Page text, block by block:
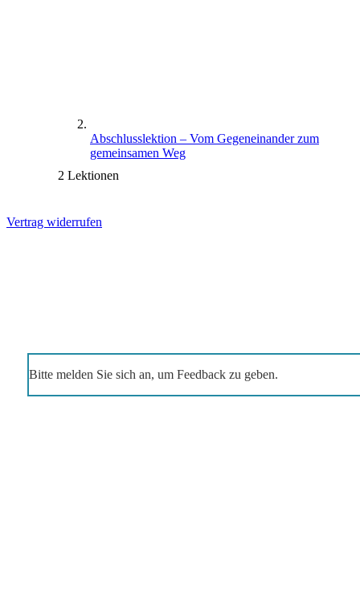
Abschlusslektion – Vom Gegeneinander zum
gemeinsamen Weg
2 Lektionen
Vertrag widerrufen
Bitte melden Sie sich an, um Feedback zu geben.